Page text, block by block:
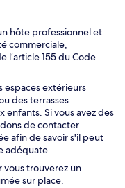
hôte professionnel et
commerciale,
l’article 155 du Code
extérieurs
des terrasses
Si vous avez des
de contacter
afin de savoir s'il peut
adéquate.
vous trouverez un
sur place.